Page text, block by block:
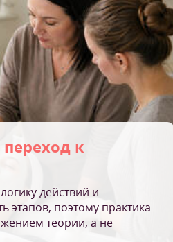
к
действий и
этапов, поэтому практика
теории, а не